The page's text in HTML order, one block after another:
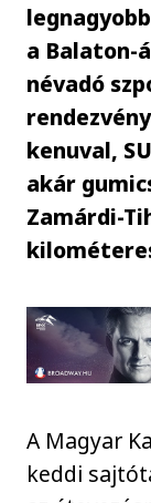
a Balaton-
névadó
kenuval,
akár
Zamárdi-
A Magyar
keddi